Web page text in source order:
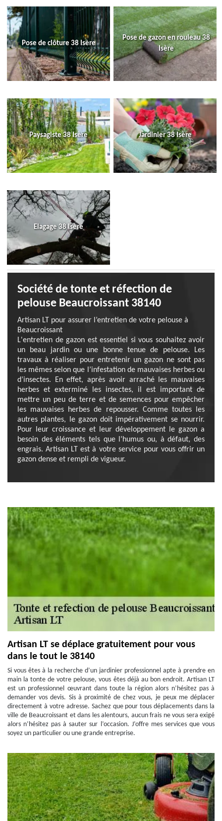
Pose de clôture 38 Isère
Pose de gazon en rouleau 38
Isère
Paysagiste 38 Isère Jardinier 38 Isère
Elagage 38 Isère
Société de tonte et réfection de
pelouse Beaucroissant 38140
Artisan LT pour assurer l’entretien de votre pelouse à
Beaucroissant
L'entretien de gazon est essentiel si vous souhaitez avoir
un beau jardin ou une bonne tenue de pelouse. Les
travaux à réaliser pour entretenir un gazon ne sont pas
les mêmes selon que l’infestation de mauvaises herbes ou
d’insectes. En effet, après avoir arraché les mauvaises
herbes et exterminé les insectes, il est important de
mettre un peu de terre et de semences pour empêcher
les mauvaises herbes de repousser. Comme toutes les
autres plantes, le gazon doit impérativement se nourrir.
Pour leur croissance et leur développement le gazon a
besoin des éléments tels que l’humus ou, à défaut, des
engrais. Artisan LT est à votre service pour vous offrir un
gazon dense et rempli de vigueur.
Artisan LT se déplace gratuitement pour vous
dans le tout le 38140
Si vous êtes à la recherche d’un jardinier professionnel apte à prendre en
main la tonte de votre pelouse, vous êtes déjà au bon endroit. Artisan LT
est un professionnel œuvrant dans toute la région alors n’hésitez pas à
demander vos devis. Sis à proximité de chez vous, je peux me déplacer
directement à votre adresse. Sachez que pour tous déplacements dans la
ville de Beaucroissant et dans les alentours, aucun frais ne vous sera exigé
alors n’hésitez pas à sauter sur l’occasion. J’offre mes services que vous
soyez un particulier ou une grande entreprise.